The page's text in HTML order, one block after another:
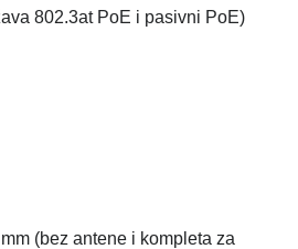
802.3at PoE i pasivni PoE)
(bez antene i kompleta za